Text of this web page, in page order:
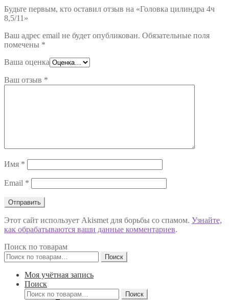
Будьте первым, кто оставил отзыв на «Головка цилиндра 4ч
8,5/11»
Ваш адрес email не будет опубликован. Обязательные поля
помечены *
Ваша оценка
Ваш отзыв *
Имя *
Email *
Этот сайт использует Akismet для борьбы со спамом. Узнайте,
как обрабатываются ваши данные комментариев.
Поиск по товарам
Искать:
Поиск
Моя учётная запись
Поиск
Искать:
Поиск